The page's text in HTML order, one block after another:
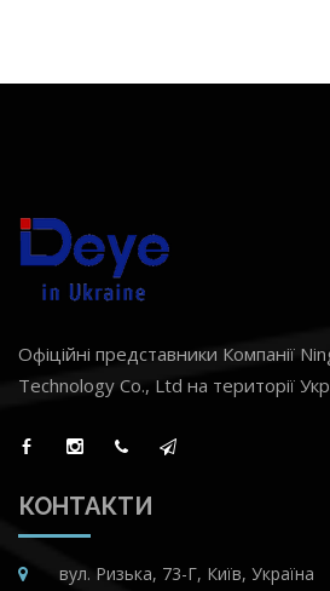
Офіційні представники Компанії
Technology Co., Ltd на території
КОНТАКТИ
вул. Ризька, 73-Г, Київ, Україна